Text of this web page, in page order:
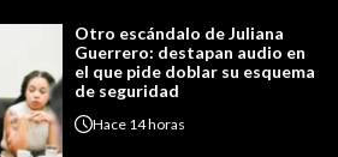
Otro escándalo de Juliana
Guerrero: destapan audio en
el que pide doblar su esquema
de seguridad
Hace 14 horas